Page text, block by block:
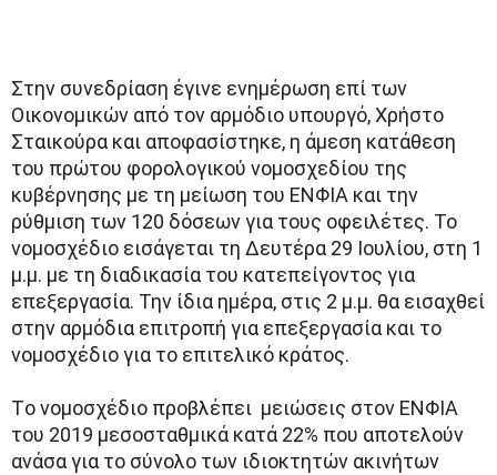
Στην συνεδρίαση έγινε ενημέρωση επί των
Οικονομικών από τον αρμόδιο υπουργό, Χρήστο
Σταικούρα και αποφασίστηκε, η άμεση κατάθεση
του πρώτου φορολογικού νομοσχεδίου της
κυβέρνησης με τη μείωση του ΕΝΦΙΑ και την
ρύθμιση των 120 δόσεων για τους οφειλέτες. Το
νομοσχέδιο εισάγεται τη Δευτέρα 29 Ιουλίου, στη 1
μ.μ. με τη διαδικασία του κατεπείγοντος για
επεξεργασία. Την ίδια ημέρα, στις 2 μ.μ. θα εισαχθεί
στην αρμόδια επιτροπή για επεξεργασία και το
νομοσχέδιο για το επιτελικό κράτος.
Tο νομοσχέδιο προβλέπει μειώσεις στον ΕΝΦΙΑ
του 2019 μεσοσταθμικά κατά 22% που αποτελούν
ανάσα για το σύνολο των ιδιοκτητών ακινήτων